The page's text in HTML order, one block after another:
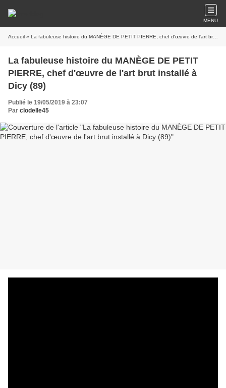
MENU
Accueil » La fabuleuse histoire du MANÈGE DE PETIT PIERRE, chef d'œuvre de l'art brut installé à Dicy (89)
La fabuleuse histoire du MANÈGE DE PETIT
PIERRE, chef d'œuvre de l'art brut installé à
Dicy (89)
Publié le 19/05/2019 à 23:07
Par clodelle45